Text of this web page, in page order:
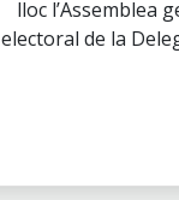
lloc l’Assemblea
electoral de la